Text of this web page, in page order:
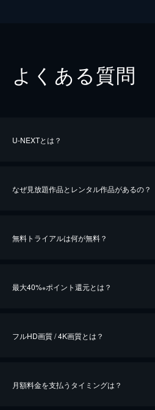
よくある質問
U-NEXTとは？
なぜ見放題作品とレンタル作品があるの？
無料トライアルは何が無料？
最大40%※ポイント還元とは？
※40％ポイント還元の対象は、クレジットカード
フルHD画質 / 4K画質とは？
月額料金を支払うタイミングは？